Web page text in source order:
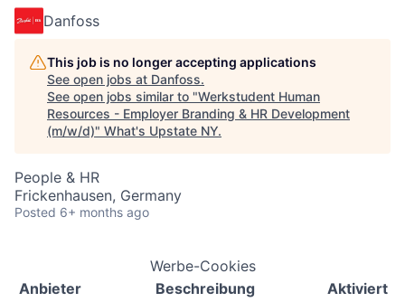
Danfoss
This job is no longer accepting applications
See open jobs at Danfoss.
See open jobs similar to "Werkstudent Human
Resources - Employer Branding & HR Development
(m/w/d)" What's Upstate NY.
People & HR
Frickenhausen, Germany
Posted 6+ months ago
Werbe-Cookies
Anbieter
Beschreibung Aktiviert